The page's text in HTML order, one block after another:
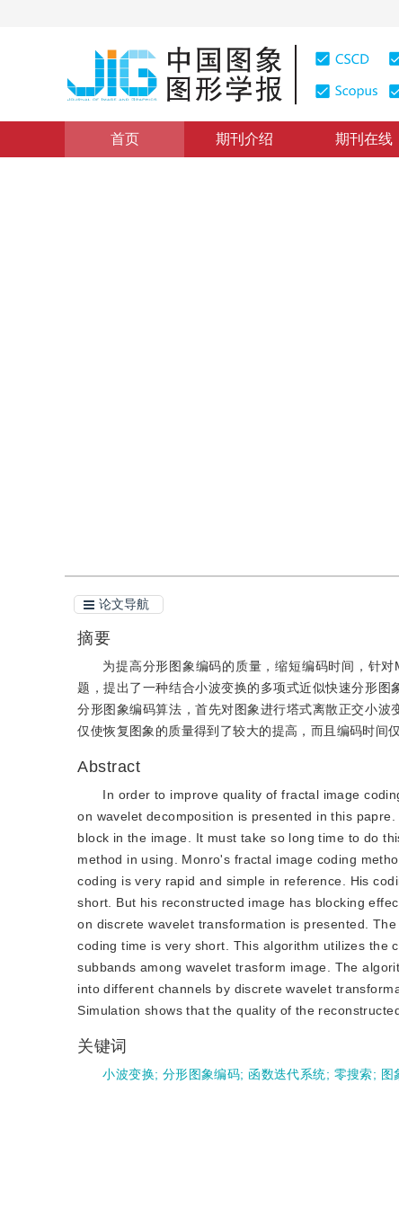
首页 期刊介绍 期刊在线
论文导航
摘要
为提高分形图象编码的质量，缩短编码时间，针
题，提出了一种结合小波变换的多项式近似快速分形
分形图象编码算法，首先对图象进行塔式离散正交小
仅使恢复图象的质量得到了较大的提高，而且编码时间
Abstract
In order to improve quality of fractal image
on wavelet decomposition is presented in this
block in the image. It must take so long time to do
method in using. Monro's fractal image coding
coding is very rapid and simple in reference. His
short. But his reconstructed image has blocking
on discrete wavelet transformation is presented.
coding time is very short. This algorithm utilizes the
subbands among wavelet trasform image. The
into different channels by discrete wavelet
Simulation shows that the quality of the
关键词
小波变换; 分形图象编码;函数迭代系统; 零搜索; 图